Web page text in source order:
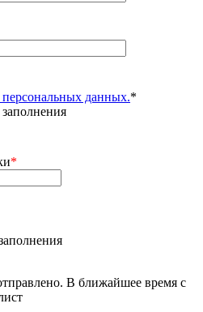
персональных данных.*
*
В ближайшее время с